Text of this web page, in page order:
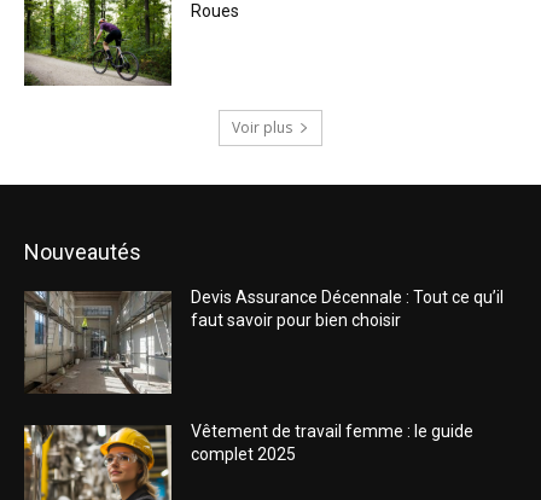
Roues
Voir plus
Nouveautés
Devis Assurance Décennale : Tout ce qu’il
faut savoir pour bien choisir
Vêtement de travail femme : le guide
complet 2025